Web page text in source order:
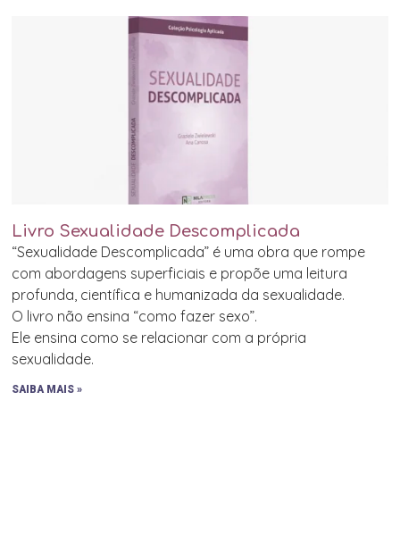
Livro Sexualidade Descomplicada
“Sexualidade Descomplicada” é uma obra que rompe
com abordagens superficiais e propõe uma leitura
profunda, científica e humanizada da sexualidade.
O livro não ensina “como fazer sexo”.
Ele ensina como se relacionar com a própria
sexualidade.
SAIBA MAIS »